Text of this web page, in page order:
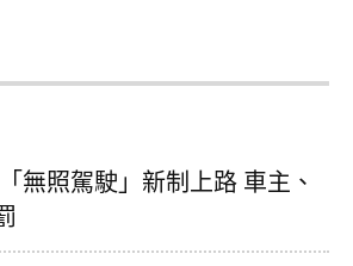
無照駕駛」新制上路 車主、